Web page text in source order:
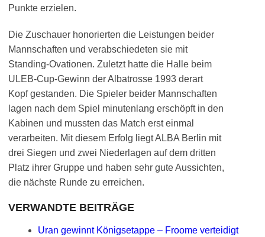
Punkte erzielen.
Die Zuschauer honorierten die Leistungen beider
Mannschaften und verabschiedeten sie mit
Standing-Ovationen. Zuletzt hatte die Halle beim
ULEB-Cup-Gewinn der Albatrosse 1993 derart
Kopf gestanden. Die Spieler beider Mannschaften
lagen nach dem Spiel minutenlang erschöpft in den
Kabinen und mussten das Match erst einmal
verarbeiten. Mit diesem Erfolg liegt ALBA Berlin mit
drei Siegen und zwei Niederlagen auf dem dritten
Platz ihrer Gruppe und haben sehr gute Aussichten,
die nächste Runde zu erreichen.
VERWANDTE BEITRÄGE
Uran gewinnt Königsetappe – Froome verteidigt